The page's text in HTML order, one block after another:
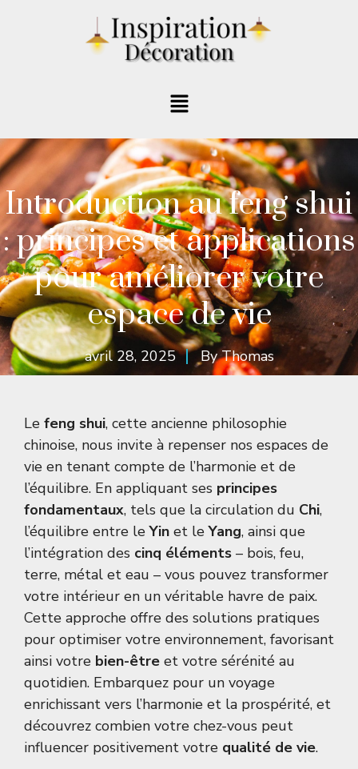
Introduction au feng shui
: principes et applications
pour améliorer votre
espace de vie
avril 28, 2025 ByThomas
Le feng shui, cette ancienne philosophie
chinoise, nous invite à repenser nos espaces de
vie en tenant compte de l’harmonie et de
l’équilibre. En appliquant ses principes
fondamentaux, tels que la circulation du Chi,
l’équilibre entre leYin et leYang, ainsi que
l’intégration des cinq éléments – bois, feu,
terre, métal et eau – vous pouvez transformer
votre intérieur en un véritable havre de paix.
Cette approche offre des solutions pratiques
pour optimiser votre environnement, favorisant
ainsi votre bien-être et votre sérénité au
quotidien. Embarquez pour un voyage
enrichissant vers l’harmonie et la prospérité, et
découvrez combien votre chez-vous peut
influencer positivement votre qualité de vie.